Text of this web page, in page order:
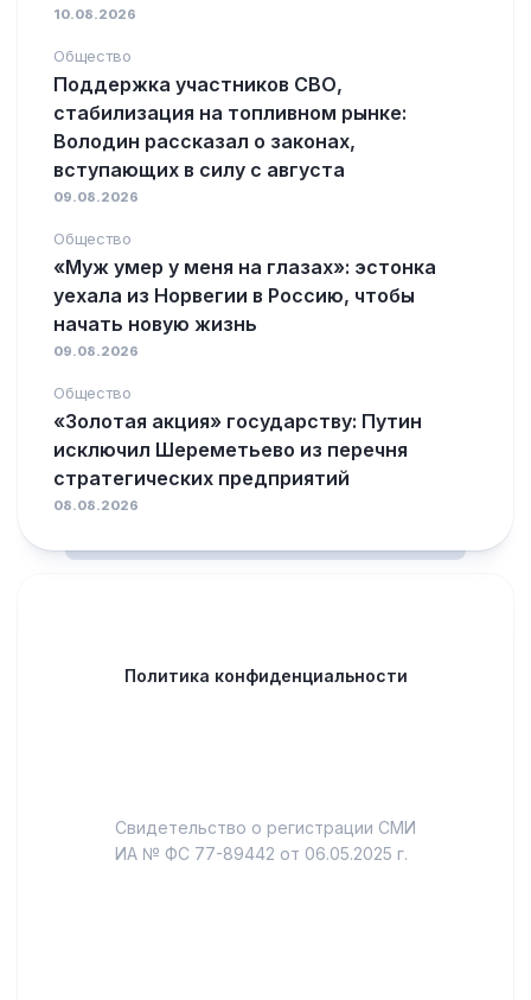
10.08.2026
Общество
Поддержка участников СВО,
стабилизация на топливном рынке:
Володин рассказал о законах,
вступающих в силу с августа
09.08.2026
Общество
«Муж умер у меня на глазах»: эстонка
уехала из Норвегии в Россию, чтобы
начать новую жизнь
09.08.2026
Общество
«Золотая акция» государству: Путин
исключил Шереметьево из перечня
стратегических предприятий
08.08.2026
Политика конфиденциальности
Свидетельство о регистрации СМИ
ИА № ФС 77-89442 от 06.05.2025 г.